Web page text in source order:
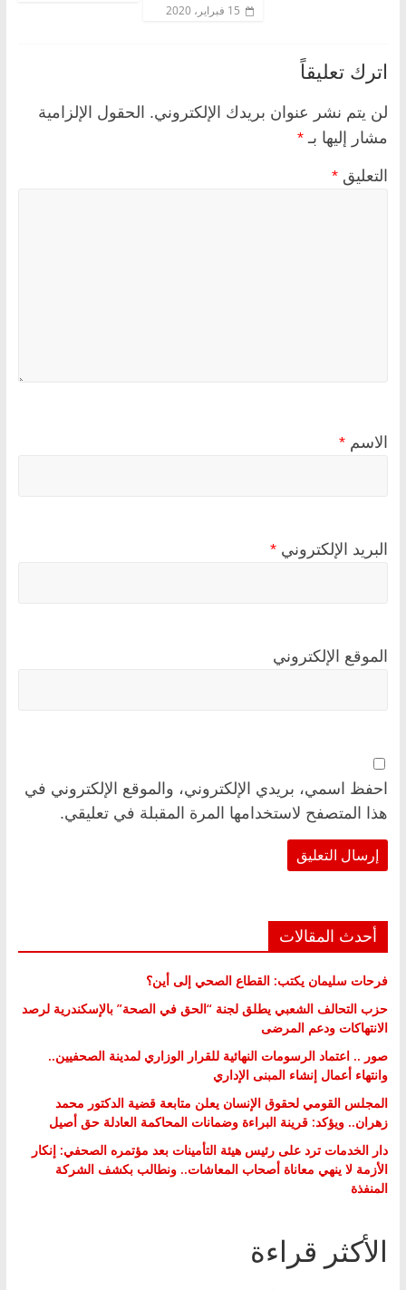
15 فبراير، 2020
اترك تعليقاً
لن يتم نشر عنوان بريدك الإلكتروني. الحقول الإلزامية
مشار إليها بـ *
التعليق *
الاسم *
البريد الإلكتروني *
الموقع الإلكتروني
احفظ اسمي، بريدي الإلكتروني، والموقع الإلكتروني في
هذا المتصفح لاستخدامها المرة المقبلة في تعليقي.
أحدث المقالات
فرحات سليمان يكتب: القطاع الصحي إلى أين؟
حزب التحالف الشعبي يطلق لجنة “الحق في الصحة” بالإسكندرية لرصد
الانتهاكات ودعم المرضى
صور .. اعتماد الرسومات النهائية للقرار الوزاري لمدينة الصحفيين..
وانتهاء أعمال إنشاء المبنى الإداري
المجلس القومي لحقوق الإنسان يعلن متابعة قضية الدكتور محمد
زهران.. ويؤكد: قرينة البراءة وضمانات المحاكمة العادلة حق أصيل
دار الخدمات ترد على رئيس هيئة التأمينات بعد مؤتمره الصحفي: إنكار
الأزمة لا ينهي معاناة أصحاب المعاشات.. ونطالب بكشف الشركة
المنفذة
الأكثر قراءة